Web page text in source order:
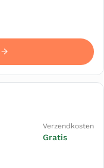
Gratis